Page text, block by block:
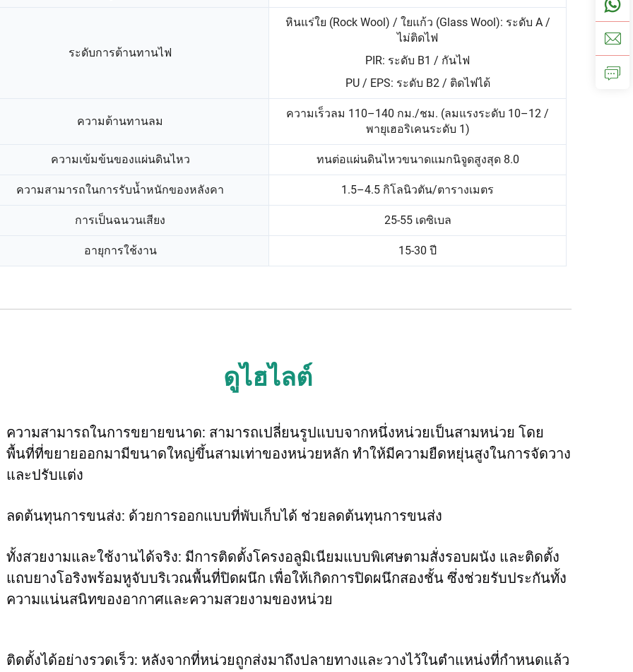
ระดับการต้านทานไฟ
หินแร่ใย (Rock Wool) / ใยแก้ว (Glass Wool): ระดับ A /
ไม่ติดไฟ
PIR: ระดับ B1 / กันไฟ
PU / EPS: ระดับ B2 / ติดไฟได้
ความต้านทานลม
ความเร็วลม 110–140 กม./ชม. (ลมแรงระดับ 10–12 /
พายุเฮอริเคนระดับ 1)
ความเข้มข้นของแผ่นดินไหว ทนต่อแผ่นดินไหวขนาดแมกนิจูดสูงสุด 8.0
ความสามารถในการรับน้ำหนักของหลังคา 1.5–4.5 กิโลนิวตัน/ตารางเมตร
การเป็นฉนวนเสียง 25-55 เดซิเบล
อายุการใช้งาน 15-30 ปี
ดูไฮไลต์
ความสามารถในการขยายขนาด: สามารถเปลี่ยนรูปแบบจากหนึ่งหน่วยเป็นสามหน่วย โดย
พื้นที่ที่ขยายออกมามีขนาดใหญ่ขึ้นสามเท่าของหน่วยหลัก ทำให้มีความยืดหยุ่นสูงในการจัดวาง
และปรับแต่ง
ลดต้นทุนการขนส่ง: ด้วยการออกแบบที่พับเก็บได้ ช่วยลดต้นทุนการขนส่ง
ทั้งสวยงามและใช้งานได้จริง: มีการติดตั้งโครงอลูมิเนียมแบบพิเศษตามสั่งรอบผนัง และติดตั้ง
แถบยางโอริงพร้อมหูจับบริเวณพื้นที่ปิดผนึก เพื่อให้เกิดการปิดผนึกสองชั้น ซึ่งช่วยรับประกันทั้ง
ความแน่นสนิทของอากาศและความสวยงามของหน่วย
ติดตั้งได้อย่างรวดเร็ว: หลังจากที่หน่วยถูกส่งมาถึงปลายทางและวางไว้ในตำแหน่งที่กำหนดแล้ว